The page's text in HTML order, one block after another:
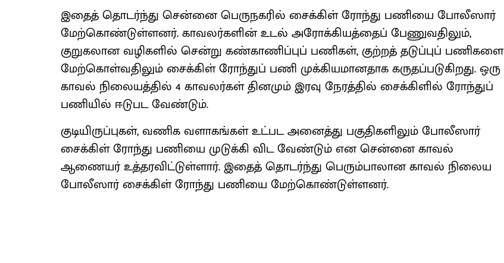
இதைத் தொடர்ந்து சென்னை பெருநகரில் சைக்கிள் ரோந்து பணியை போலீஸார்
மேற்கொண்டுள்ளனர். காவலர்களின் உடல் அரோக்கியத்தைப் பேணுவதிலும்,
குறுகலான வழிகளில் சென்று கண்காணிப்புப் பணிகள், குற்றத் தடுப்புப் பணிகளை
மேற்கொள்வதிலும் சைக்கிள் ரோந்துப் பணி முக்கியமானதாக கருதப்படுகிறது. ஒரு
காவல் நிலையத்தில் 4 காவலர்கள் தினமும் இரவு நேரத்தில் சைக்கிளில் ரோந்துப்
பணியில் ஈடுபட வேண்டும்.
குடியிருப்புகள், வணிக வளாகங்கள் உட்பட அனைத்து பகுதிகளிலும் போலீஸார்
சைக்கிள் ரோந்து பணியை முடுக்கி விட வேண்டும் என சென்னை காவல்
ஆணையர் உத்தரவிட்டுள்ளார். இதைத் தொடர்ந்து பெரும்பாலான காவல் நிலைய
போலீஸார் சைக்கிள் ரோந்து பணியை மேற்கொண்டுள்ளனர்.